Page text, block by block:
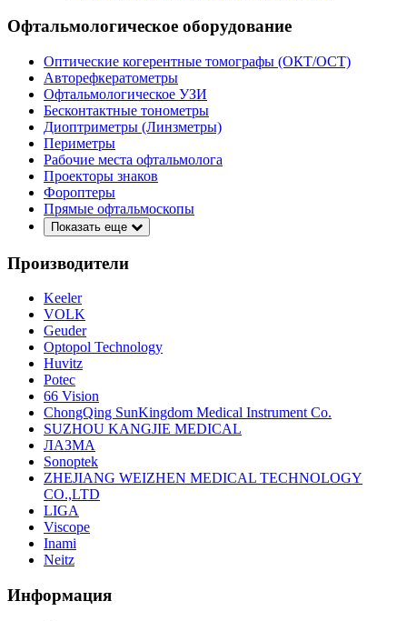
Офтальмологическое оборудование
Оптические когерентные томографы (ОКТ/ОСТ)
Авторефкератометры
Офтальмологическое УЗИ
Бесконтактные тонометры
Диоптриметры (Линзметры)
Периметры
Рабочие места офтальмолога
Проекторы знаков
Фороптеры
Прямые офтальмоскопы
Показать еще
Производители
Keeler
VOLK
Geuder
Optopol Technology
Huvitz
Potec
66 Vision
ChongQing SunKingdom Medical Instrument Co.
SUZHOU KANGJIE MEDICAL
ЛАЗМА
Sonoptek
ZHEJIANG WEIZHEN MEDICAL TECHNOLOGY
CO.,LTD
LIGA
Viscope
Inami
Neitz
Информация